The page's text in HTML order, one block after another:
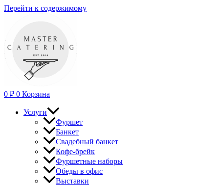
Перейти к содержимому
0 ₽ 0 Корзина
Услуги
Фуршет
Банкет
Свадебный банкет
Кофе-брейк
Фуршетные наборы
Обеды в офис
Выставки